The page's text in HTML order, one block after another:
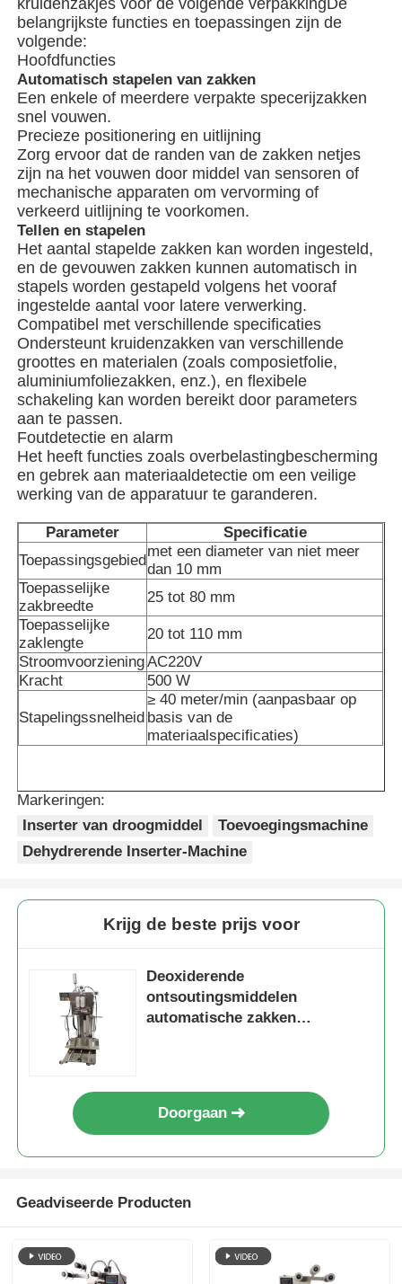
Huis
Producten
Video's
Over ons
Kwaliteitscontrole
Neem contact met ons op
nieuws
roterende verpakkingsmachine
Verpakkingsmachine voor meerdere rijstroken
Verpakkingsmachines
vulmachine
bolmachine
Netzakverpakkingsmachine
belangrijkste functies en toepassingen zijn de
volgende:
Hoofdfuncties
Automatisch stapelen van zakken
Een enkele of meerdere verpakte specerijzakken
snel vouwen.
Precieze positionering en uitlijning
Zorg ervoor dat de randen van de zakken netjes
zijn na het vouwen door middel van sensoren of
mechanische apparaten om vervorming of
verkeerd uitlijning te voorkomen.
Tellen en stapelen
Het aantal stapelde zakken kan worden ingesteld,
en de gevouwen zakken kunnen automatisch in
stapels worden gestapeld volgens het vooraf
ingestelde aantal voor latere verwerking.
Compatibel met verschillende specificaties
Ondersteunt kruidenzakken van verschillende
groottes en materialen (zoals composietfolie,
aluminiumfoliezakken, enz.), en flexibele
schakeling kan worden bereikt door parameters
aan te passen.
Foutdetectie en alarm
Het heeft functies zoals overbelastingbescherming
en gebrek aan materiaaldetectie om een veilige
werking van de apparatuur te garanderen.
Parameter
Specificatie
Toepassingsgebied
met een diameter van niet meer
dan 10 mm
Toepasselijke
zakbreedte
25 tot 80 mm
Toepasselijke
zaklengte
20 tot 110 mm
StroomvoorzieningAC220V
Kracht
500 W
Stapelingssnelheid
≥ 40 meter/min (aanpasbaar op
basis van de
materiaalspecificaties)
Markeringen:
Inserter van droogmiddel
Toevoegingsmachine
Dehydrerende Inserter-Machine
Krijg de beste prijs voor
Deoxiderende
ontsoutingsmiddelen
automatische zakken
Doorgaan
Geadviseerde Producten